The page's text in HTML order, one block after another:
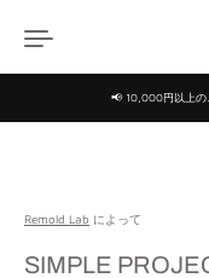
📢 10,000円以上の
SIMPLE
Remold Lab によって